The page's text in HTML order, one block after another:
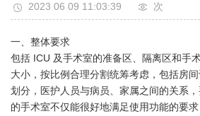
2023 06 09 11:03:39 次
一、整体要求
包括 ICU 及手术室的准备区、隔离区和手
大小，按比例合理分割统筹考虑，包括房
划分，医护人员与病员、家属之间的关系
的手术室不仅能很好地满足使用功能的要